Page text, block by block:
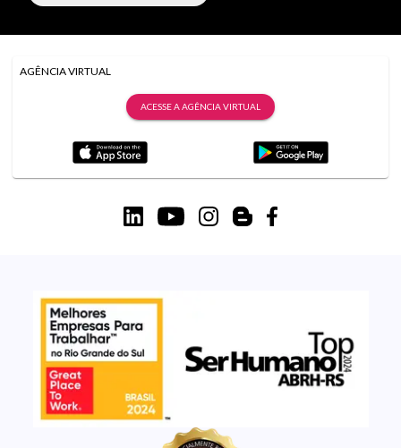
AGÊNCIA VIRTUAL
ACESSE A AGÊNCIA VIRTUAL